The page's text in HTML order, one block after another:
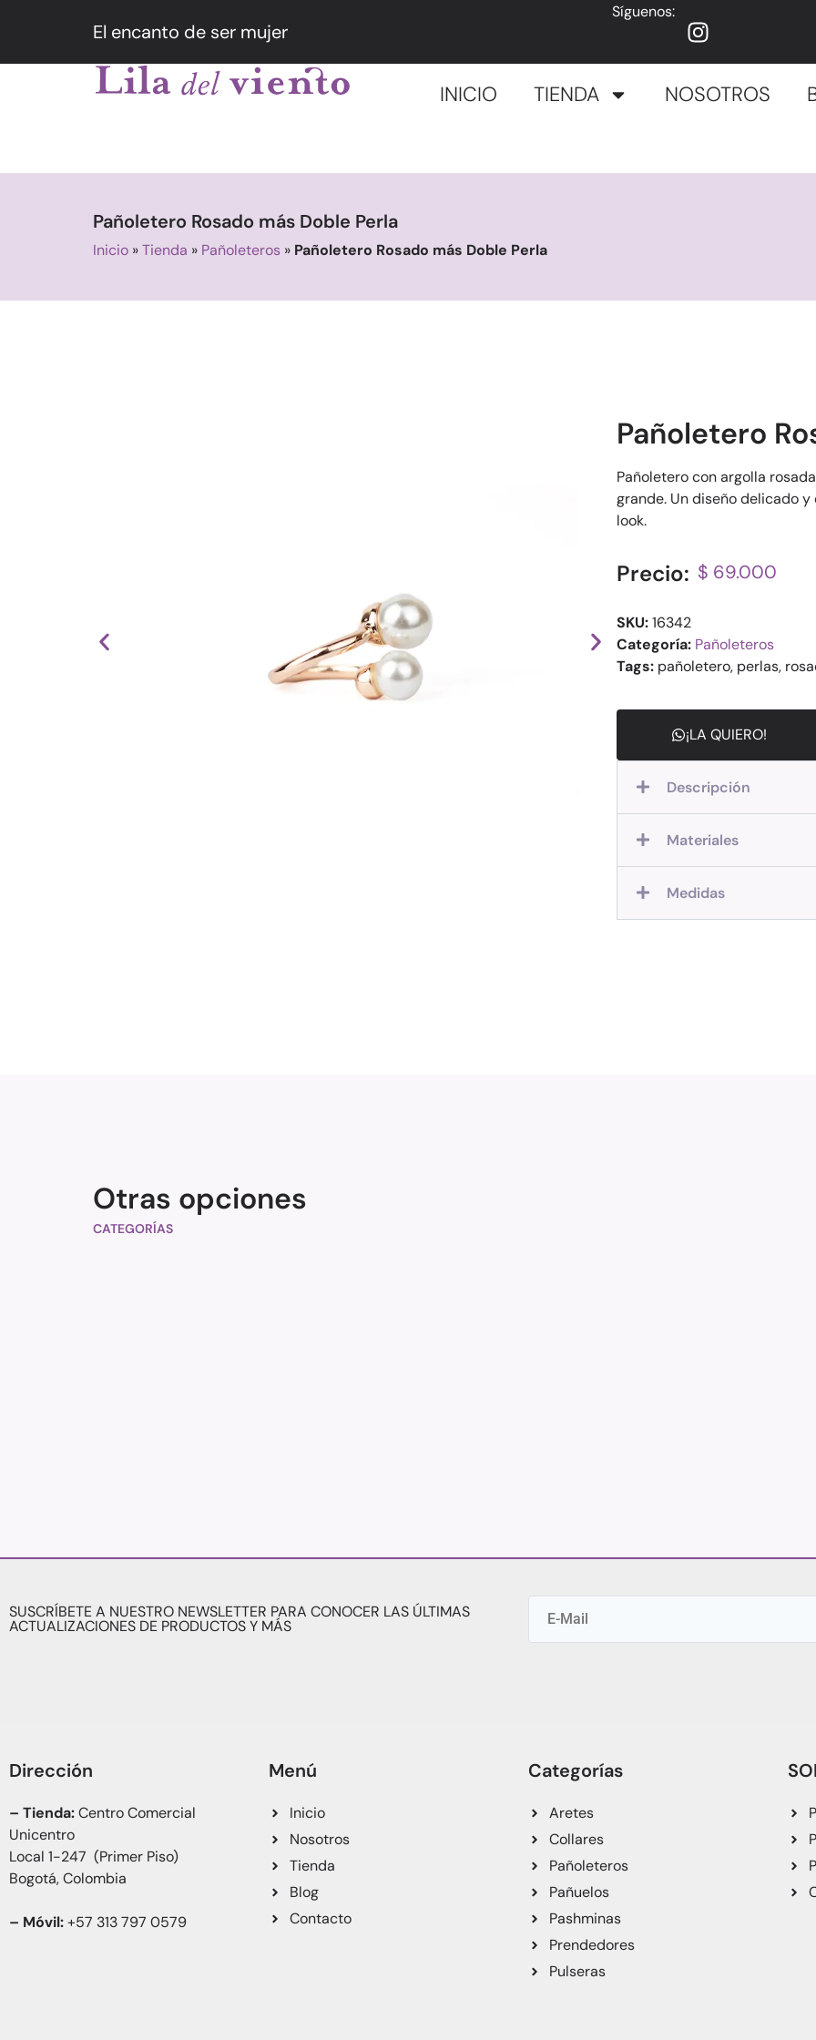
El encanto de ser mujer
Síguenos:
INICIO TIENDA NOSOTROS
Pañoletero Rosado más Doble Perla
Inicio »Tienda » Pañoleteros » Pañoletero Rosado más Doble Perla
Pañoletero
Pañoletero con argolla
grande. Un diseño delicado
look.
Precio: $ 69.000
SKU:16342
Categoría: Pañoleteros
Tags:pañoletero, perlas,
¡LA QUIERO!
Descripción
Materiales
Medidas
Otras opciones
CATEGORÍAS
SUSCRÍBETE A NUESTRO NEWSLETTER PARA CONOCER LAS ÚLTIMAS
ACTUALIZACIONES DE PRODUCTOS Y MÁS
Dirección
– Tienda:Centro Comercial
Unicentro
Local 1-247 (Primer Piso)
Bogotá, Colombia
– Móvil:+57 313 797 0579
Menú
Inicio
Nosotros
Tienda
Blog
Contacto
Categorías
Aretes
Collares
Pañoleteros
Pañuelos
Pashminas
Prendedores
Pulseras